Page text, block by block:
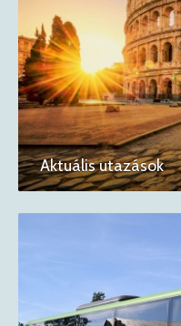
Aktuális utazások